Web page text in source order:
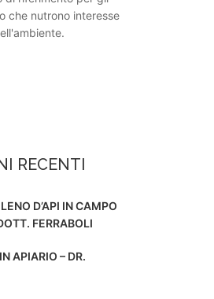
che nutrono interesse
RECENTI
D’API IN CAMPO
FERRABOLI
APIARIO – DR.